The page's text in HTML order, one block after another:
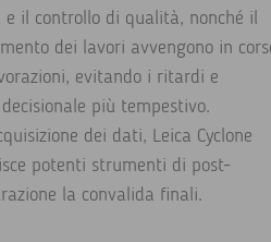
il controllo di qualità, nonché il
dei lavori avvengono in
evitando i ritardi e
più tempestivo.
dei dati, Leica Cyclone
potenti strumenti di post-
la convalida finali.